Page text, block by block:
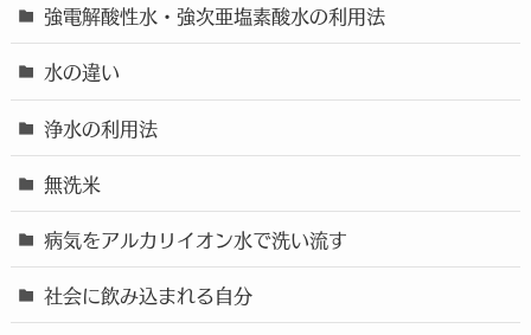
強電解酸性水・強次亜塩素酸水の利用法
水の違い
浄水の利用法
無洗米
病気をアルカリイオン水で洗い流す
社会に飲み込まれる自分